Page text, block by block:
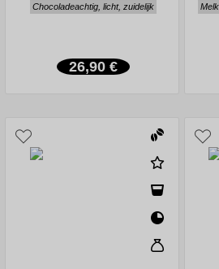
Chocoladeachtig, licht, zuidelijk
26,90 €